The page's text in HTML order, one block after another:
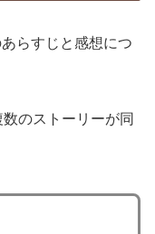
あらすじと感想につ
のストーリーが同